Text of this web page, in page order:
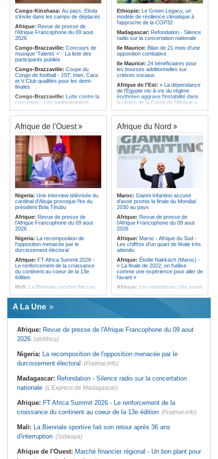
d'Ivoire et l'Algérie
Afrique:Le Maroc et l'Afrique du
Sud se retrouvent quatre ans après
la finale
Afrique:
Côte d'Ivoire - Algérie, un
qualifie pour la finale de la Coupe de
l'Amitié
Angola:Le MAT organise la
troisième édition de la Semaine du
développement local à Namibe
Congo-Kinshasa: Au pays, Ebola
s'invite dans les camps de déplacés
Afrique: Revue de presse de
l'Afrique Francophone du 09 aout
2026
Congo-Brazzaville: Concours de
musique 'Talents +' - La liste des
participants publiée
Congo-Brazzaville: Coupe du
Congo de football - JST, Inter, Cara
et V Club qualifiés pour les demi-
finales
Congo-Brazzaville: Lutte contre la
corruption - Les parlementaires
Congo-Brazzaville:Santé publique
- Ollombo réceptionne son hôpital de
référence
Congo-Brazzaville:
Lutte contre
les épidémies - Les employés de la
maison de retraite Kambissi en
formation
Congo-Brazzaville:Distinction -
Darrel Ornelle Elion Assiana promue
maître-assistant Cames
Afrique:Naomi Eto (Cameroun) - «
Face au Nigeria, nous donnerons
tout sur le terrain. »
Cameroun:Ngoh Ngoh, l'homme
qui signe à la place de Biya
Ethiopie: Le Green Legacy, un
modèle de résilience climatique à
l'approche de la COP32
Madagascar: Refondation - Silence
radio sur la concertation nationale
Ile Maurice: Bilan de 21 mois d'une
opposition combative
Ile Maurice: 24 bénéficiaires pour
les bourses additionnelles sur
critères sociaux
Afrique de l'Est: « La dépendance
de l'Égypte vis-à-vis du régime
érythréen aggrave l'instabilité dans
la région de la Corne de l'Afrique »,
Ethiopie:Le peuple oromo s'est
historiquement opposé à des
systèmes administratifs défaillants
Ethiopie: « Le renforcement des
capacités de l'armée de l'air
éthiopienne consolide la dissuasion
nationale », déclare le commandant
en second
Afrique de l'Est:« Les dirigeants
érythréens font obstacle à la stabilité
et au développement de la région »,
selon un professeur de l'université
d'Uppsala
Ile Maurice:Dharam Gokhool -
«Kan mo vinn prezidan mo pa okip
mo sekirite»
Ile Maurice:
Chetan Baboolall - Le
de Port-Louis
Afrique de l'Ouest
Nigeria: Une interview télévisée du
cardinal d'Abuja provoque l'ire du
président Bola Tinubu
Afrique: Revue de presse de
l'Afrique Francophone du 09 aout
2026
Nigeria: La recomposition de
l'opposition menacée par le
durcissement électoral
Afrique: FT Africa Summit 2026 -
Le renforcement de la croissance
du continent au coeur de la 13e
édition
Mali: La Biennale sportive fait son
Afrique de l'Ouest:
financier régional - Un bon plant
armes légères - L'ONU tire la
sonnette d'alarme
revendique un redressement
financier du fonds
Sénégal:Affaire d'actes contre
Pikine-Guédiawaye interjette appel
de l'ordonnance de non-lieu partiel et
de renvoi de plusieurs prévenus
Sénégal:
FERA - Priorité à
l'économie de la préservation,
Cheikh Dieng décline sa vision
Afrique du Nord
Maroc: Gianni Infantino accusé
d'avoir promis la finale du Mondial
2030 au pays
Afrique: Revue de presse de
l'Afrique Francophone du 09 aout
2026
Afrique: Maroc - Afrique du Sud -
Les chiffres d'un quart de finale très
attendu
Afrique: Élodie Nakkach (Maroc) -
« La finale de 2022, on l'utilise
comme une expérience pour aller de
l'avant »
Afrique: Les statistiques clés avant
d'Ivoire et l'Algérie
la finale
Afrique:Côte d'Ivoire - Algérie, un
Sénégal bat la Tunisie et prend le
quart
Tunisie:
interconnecté « One Health »
Tunisie:
les startups à l'international
A La Une
Afrique: Revue de presse de l'Afrique Francophone du 09 aout
2026 (allAfrica)
Nigeria: La recomposition de l'opposition menacée par le
durcissement électoral (Fratmat.info)
Madagascar: Refondation - Silence radio sur la concertation
nationale (L'Express de Madagascar)
Afrique: FT Africa Summit 2026 - Le renforcement de la
croissance du continent au coeur de la 13e édition (Fratmat.info)
Mali: La Biennale sportive fait son retour après 36 ans
d'interruption (Sidwaya)
Afrique de l'Ouest: Marché financier régional - Un bon plant pour